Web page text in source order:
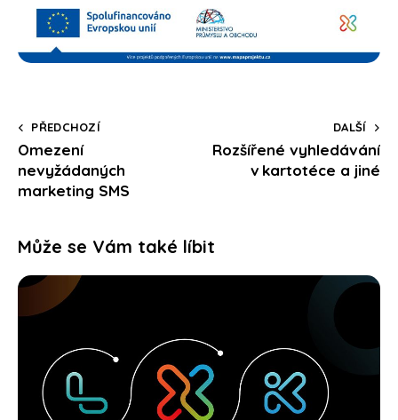
PŘEDCHOZÍ
Omezení
nevyžádaných
marketing SMS
DALŠÍ
Rozšířené vyhledávání
v kartotéce a jiné
Může se Vám také líbit